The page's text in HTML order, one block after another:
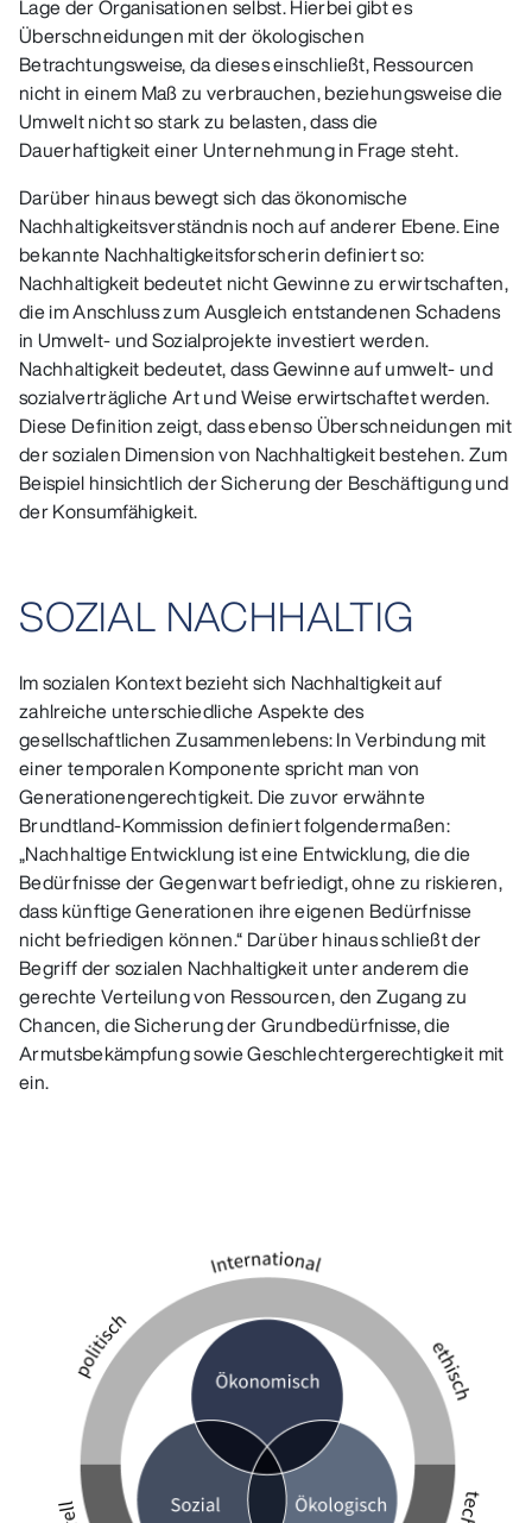
Lage der Organisationen selbst. Hierbei gibt es
Überschneidungen mit der ökologischen
Betrachtungsweise, da dieses einschließt, Ressourcen
nicht in einem Maß zu verbrauchen, beziehungsweise die
Umwelt nicht so stark zu belasten, dass die
Dauerhaftigkeit einer Unternehmung in Frage steht.
Darüber hinaus bewegt sich das ökonomische
Nachhaltigkeitsverständnis noch auf anderer Ebene. Eine
bekannte Nachhaltigkeitsforscherin definiert so:
Nachhaltigkeit bedeutet nicht Gewinne zu erwirtschaften,
die im Anschluss zum Ausgleich entstandenen Schadens
in Umwelt- und Sozialprojekte investiert werden.
Nachhaltigkeit bedeutet, dass Gewinne auf umwelt- und
sozialverträgliche Art und Weise erwirtschaftet werden.
Diese Definition zeigt, dass ebenso Überschneidungen mit
der sozialen Dimension von Nachhaltigkeit bestehen. Zum
Beispiel hinsichtlich der Sicherung der Beschäftigung und
der Konsumfähigkeit.
SOZIAL NACHHALTIG
Im sozialen Kontext bezieht sich Nachhaltigkeit auf
zahlreiche unterschiedliche Aspekte des
gesellschaftlichen Zusammenlebens: In Verbindung mit
einer temporalen Komponente spricht man von
Generationengerechtigkeit. Die zuvor erwähnte
Brundtland-Kommission definiert folgendermaßen:
„Nachhaltige Entwicklung ist eine Entwicklung, die die
Bedürfnisse der Gegenwart befriedigt, ohne zu riskieren,
dass künftige Generationen ihre eigenen Bedürfnisse
nicht befriedigen können.“ Darüber hinaus schließt der
Begriff der sozialen Nachhaltigkeit unter anderem die
gerechte Verteilung von Ressourcen, den Zugang zu
Chancen, die Sicherung der Grundbedürfnisse, die
Armutsbekämpfung sowie Geschlechtergerechtigkeit mit
ein.